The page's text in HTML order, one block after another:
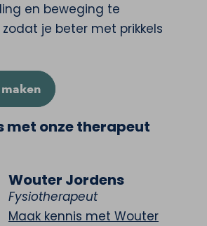
en beweging te
je beter met prikkels
met onze therapeut
Wouter Jordens
Fysiotherapeut
Maak kennis met Wouter